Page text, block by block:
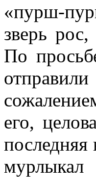
«пурш-
зверь
По
его,
последняя